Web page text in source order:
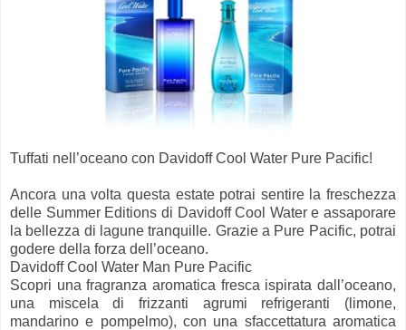
Tuffati nell’oceano con Davidoff Cool Water Pure Pacific!
Ancora una volta questa estate potrai sentire la freschezza
delle Summer Editions di Davidoff Cool Water e assaporare
la bellezza di lagune tranquille. Grazie a Pure Pacific, potrai
godere della forza dell’oceano.
Davidoff Cool Water Man Pure Pacific
Scopri una fragranza aromatica fresca ispirata dall’oceano,
una miscela di frizzanti agrumi refrigeranti (limone,
mandarino e pompelmo), con una sfaccettatura aromatica